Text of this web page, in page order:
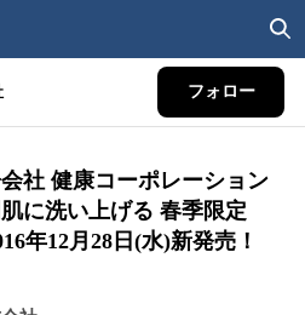
フォロー
社 健康コーポレーション
に洗い上げる 春季限定
年12月28日(水)新発売！